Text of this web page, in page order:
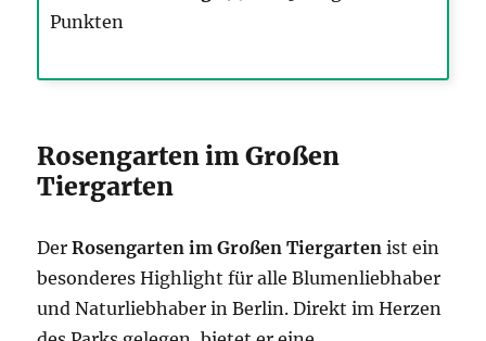
Punkten
Rosengarten im Großen
Tiergarten
DerRosengarten im Großen Tiergarten ist ein
besonderes Highlight für alle Blumenliebhaber
und Naturliebhaber in Berlin. Direkt im Herzen